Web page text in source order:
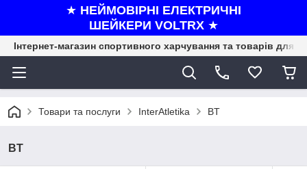
★ НЕЙМОВІРНІ ЕЛЕКТРИЧНІ
ШЕЙКЕРИ VOLTRX ★
Інтернет-магазин спортивного харчування та товарів для
Товари та послуги InterAtletika BT
BT